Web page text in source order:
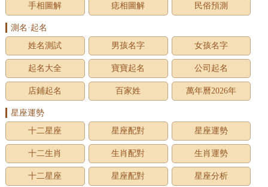
手相圖解 痣相圖解 民俗預測
測名·起名
姓名測試
男孩名字 女孩名字
起名大全 寶寶起名 公司起名
店鋪起名 百家姓 萬年曆2026年
星座運勢
十二星座
星座配對 星座運勢
十二生肖 生肖配對 生肖運勢
十二星座 星座配對 星座分析